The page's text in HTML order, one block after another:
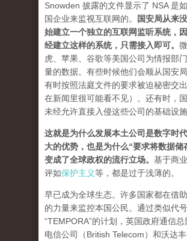
Snowden 披露的文件显示了 NSA 是
国企业来监视互联网的。
国安局从来
始建立一个独立的互联网监听系统，
经建立这样的系统，只需接入即可。
虎、苹果、谷歌等美国公司为情报部
量的数据。有些时候他们会顺从国安局
有时按照法庭文件的要求被迫秘密交
在新闻里很可能看不见）。还有时，
未经允许直接入侵这些公司的基础设施
这就是为什么发展本土公司是数字时
大的优势，也是为什么“要求将数据储
变成了全球政权的流行立场。 基于商
评如保护主义等，都是过于浅薄的。
早已成为全球生态。许多国家都在借
的力量来监控本国公民。通过类似代
“TEMPORA”的计划，英国政府通信总
电信公司（British Telecom）和沃达丰